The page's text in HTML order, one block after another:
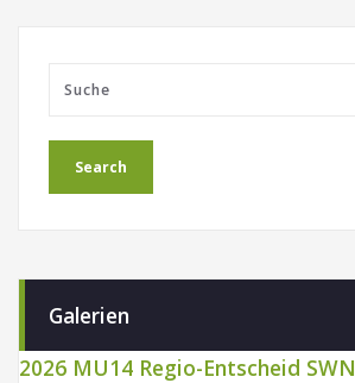
Galerien
2026 MU14 Regio-Entscheid SWN